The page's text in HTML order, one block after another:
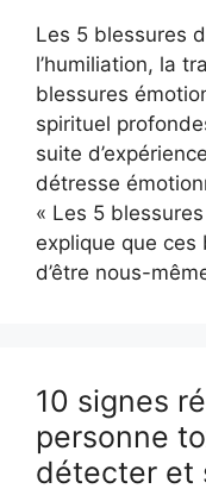
Les 5 blessures
l’humiliation, la
blessures
spirituel
suite
détresse
« Les 5
explique que ces
d’être nous-
10 signes
personne
détecter et